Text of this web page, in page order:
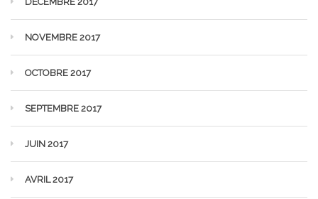
NOVEMBRE 2017
OCTOBRE 2017
SEPTEMBRE 2017
JUIN 2017
AVRIL 2017